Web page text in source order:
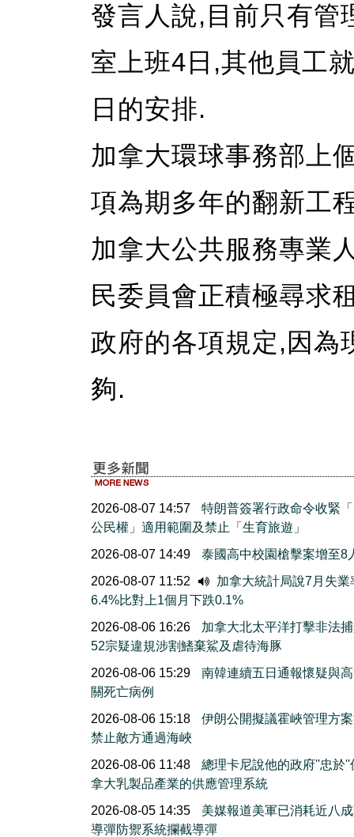
發言人說,目前只有管
室上班4日,其他員工
日的安排.
加拿大環球事務部上
項為期多年的翻新工
加拿大公共服務專業
民委員會正積極尋求
政府的各項規定,因為
夠.
2026-08-07 14:57
特朗普簽署行政命令收緊
公民權」適用範圍及禁止「生育旅遊」
2026-08-07 14:49
泰國高中校園槍擊案增至8
2026-08-07 11:52
加拿大統計局說7月失業
6.4%比對上1個月下跌0.1%
2026-08-06 16:26
加拿大北太平洋打擊非法
52宗疑違規涉割鰭棄鯊及虐待海豚
2026-08-06 15:29
南韓連續五日通報懷疑與
關死亡病例
2026-08-06 15:18
伊朗公開擬議霍峽管理方
禁止敵方通過海峽
2026-08-06 11:48
總理卡尼說他的政府''忠於''
拿大乳製品產業的供應管理系統
2026-08-05 14:35
美媒報道美軍已消耗近八
導彈防禦系統攔截導彈